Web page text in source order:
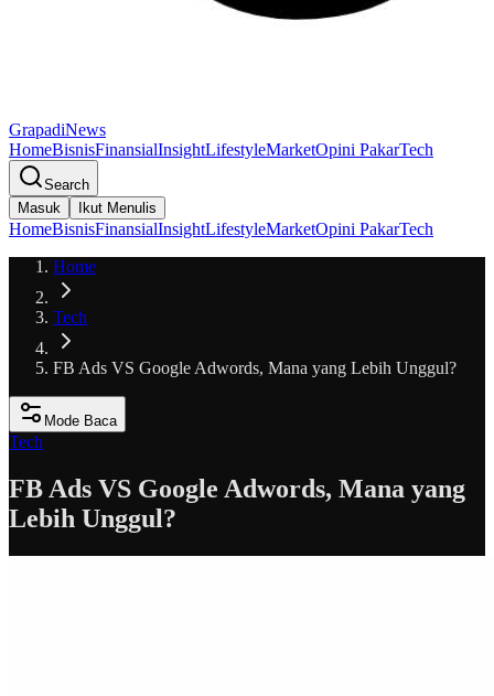
GrapadiNews
HomeBisnisFinansialInsightLifestyleMarketOpini PakarTech
Search
Masuk
Ikut Menulis
HomeBisnisFinansialInsightLifestyleMarketOpini PakarTech
Home
Tech
FB Ads VS Google Adwords, Mana yang Lebih Unggul?
Mode Baca
Tech
FB Ads VS Google Adwords, Mana yang
Lebih Unggul?